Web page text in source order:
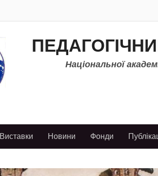
Національної
Виставки Новини Фонди